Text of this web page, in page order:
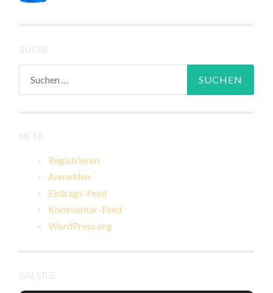
Registrieren
Anmelden
Eintrags-Feed
Kommentar-Feed
WordPress.org